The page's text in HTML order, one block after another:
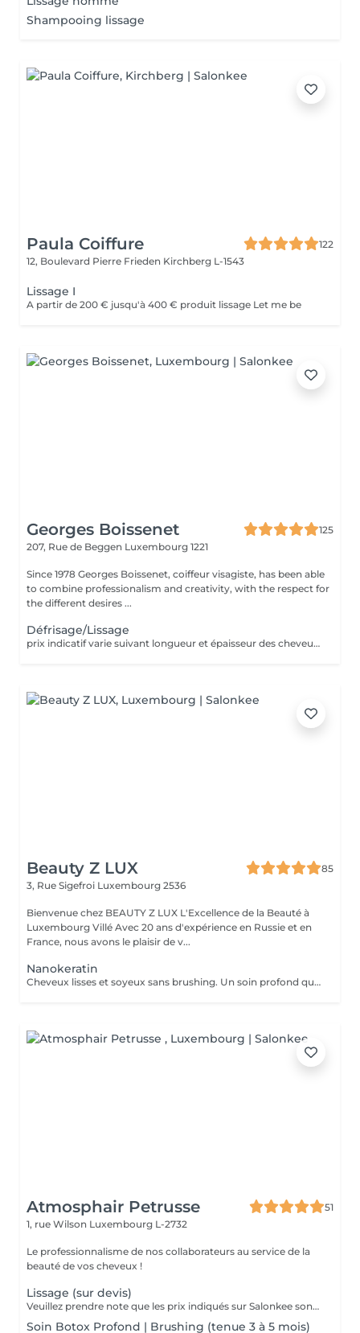
Shampooing lissage
Paula Coiffure
122
12, Boulevard Pierre Frieden Kirchberg L-1543
Lissage I
A partir de 200 € jusqu'à 400 € produit lissage Let me be
Georges Boissenet
125
207, Rue de Beggen Luxembourg 1221
Since 1978 Georges Boissenet, coiffeur visagiste, has been able
to combine professionalism and creativity, with the respect for
the different desires ...
Défrisage/Lissage
prix indicatif varie suivant longueur et épaisseur des cheveux. Appellez le 420011 pour convenir d'un rdv pour devis
Beauty Z LUX
85
3, Rue Sigefroi Luxembourg 2536
Bienvenue chez BEAUTY Z LUX L'Excellence de la Beauté à
Luxembourg Villé Avec 20 ans d'expérience en Russie et en
France, nous avons le plaisir de v...
Nanokeratin
Cheveux lisses et soyeux sans brushing. Un soin profond qui nourrit et sublime la fibre capillaire, pour un résultat naturel et lumineux
Atmosphair Petrusse
51
1, rue Wilson Luxembourg L-2732
Le professionnalisme de nos collaborateurs au service de la
beauté de vos cheveux !
Lissage (sur devis)
Veuillez prendre note que les prix indiqués sur Salonkee sont communiqués à titre informatif et s'entendent de base. Ces derniers sont susceptibles de varier selon le diagnostic réalisé à votre arrivée au salon et l'expertise du professionnel à qui vous confiez votre beauté. Dans tous les cas, un devis précis vous sera proposé et toutes réalisations de prestations seront effectuées avec votre accord. Un grand merci d'avance pour votre compréhension. Au plaisir de vous recevoir très vite.
Soin Botox Profond | Brushing (tenue 3 à 5 mois)